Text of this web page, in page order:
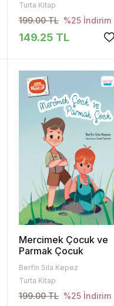
Turta Kitap
199.00 TL %25 İndirim
149.25 TL
Mercimek Çocuk ve
Parmak Çocuk
Berfin Sıla Kepez
Turta Kitap
199.00 TL %25 İndirim